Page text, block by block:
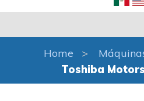
Home
Toshiba